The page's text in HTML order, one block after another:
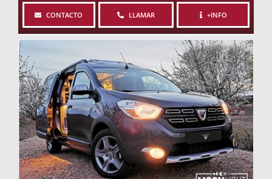
CONTACTO LLAMAR +INFO